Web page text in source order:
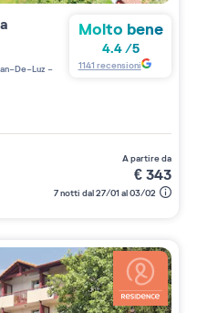
De-Luz -
Molto bene
4.4/5
1141 recensioni
a partire da
€343
7 notti dal 27/01 al 03/02